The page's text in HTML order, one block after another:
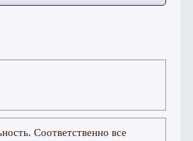
Соответственно все